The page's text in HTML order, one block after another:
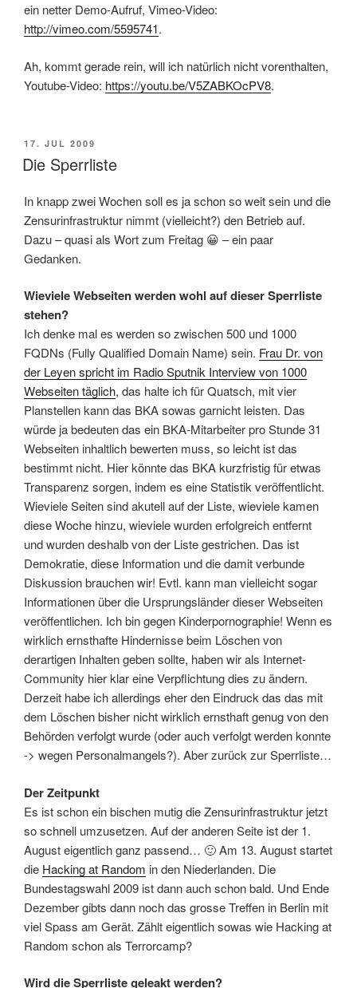
ein netter Demo-Aufruf, Vimeo-Video:
http://vimeo.com/5595741.
Ah, kommt gerade rein, will ich natürlich nicht vorenthalten,
Youtube-Video: https://youtu.be/V5ZABKOcPV8.
POSTED
ON
17. JUL 2009
Die Sperrliste
In knapp zwei Wochen soll es ja schon so weit sein und die
Zensurinfrastruktur nimmt (vielleicht?) den Betrieb auf.
Dazu – quasi als Wort zum Freitag 😀 – ein paar
Gedanken.
Wieviele Webseiten werden wohl auf dieser Sperrliste
stehen?
Ich denke mal es werden so zwischen 500 und 1000
FQDNs (Fully Qualified Domain Name) sein. Frau Dr. von
der Leyen spricht im Radio Sputnik Interview von 1000
Webseiten täglich, das halte ich für Quatsch, mit vier
Planstellen kann das BKA sowas garnicht leisten. Das
würde ja bedeuten das ein BKA-Mitarbeiter pro Stunde 31
Webseiten inhaltlich bewerten muss, so leicht ist das
bestimmt nicht. Hier könnte das BKA kurzfristig für etwas
Transparenz sorgen, indem es eine Statistik veröffentlicht.
Wieviele Seiten sind akutell auf der Liste, wieviele kamen
diese Woche hinzu, wieviele wurden erfolgreich entfernt
und wurden deshalb von der Liste gestrichen. Das ist
Demokratie, diese Information und die damit verbunde
Diskussion brauchen wir! Evtl. kann man vielleicht sogar
Informationen über die Ursprungsländer dieser Webseiten
veröffentlichen. Ich bin gegen Kinderpornographie! Wenn es
wirklich ernsthafte Hindernisse beim Löschen von
derartigen Inhalten geben sollte, haben wir als Internet-
Community hier klar eine Verpflichtung dies zu ändern.
Derzeit habe ich allerdings eher den Eindruck das das mit
dem Löschen bisher nicht wirklich ernsthaft genug von den
Behörden verfolgt wurde (oder auch verfolgt werden konnte
-> wegen Personalmangels?). Aber zurück zur Sperrliste…
Der Zeitpunkt
Es ist schon ein bischen mutig die Zensurinfrastruktur jetzt
so schnell umzusetzen. Auf der anderen Seite ist der 1.
August eigentlich ganz passend… 🙂 Am 13. August startet
die Hacking at Random in den Niederlanden. Die
Bundestagswahl 2009 ist dann auch schon bald. Und Ende
Dezember gibts dann noch das grosse Treffen in Berlin mit
viel Spass am Gerät. Zählt eigentlich sowas wie Hacking at
Random schon als Terrorcamp?
Wird die Sperrliste geleakt werden?